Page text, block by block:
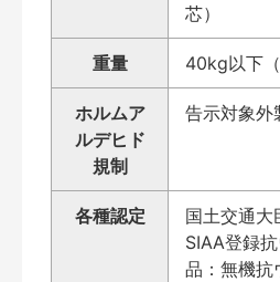
芯）
重量 40kg以下（
ホルムア
ルデヒド
規制
告示対象外
各種認定
国土交通大
SIAA登録
品：無機抗